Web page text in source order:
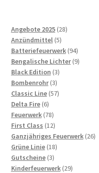
Angebote 2025 2828
Anzündmittel 55
Produkte
Batteriefeuerwerk 9494
Produkte
Bengalische Lichter 99
Black Edition 33
Bombenrohr 33
Produkte
Classic Line 5757
Delta Fire 66
Produkte
Feuerwerk 7878
Produkte
First Class 1212
Produkte
Ganzjähriges Feuerwerk 2626
Grüne Linie 1818
Gutscheine 33
Produkte
Kinderfeuerwerk 2929